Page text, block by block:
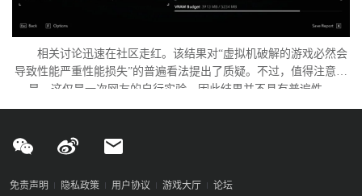
相关讨论迅速在社区走红。该结果对“虚拟机破解的游戏必然会
导致性能严重性能损失”的普遍看法提出了质疑。不过，值得注意的
是，这仅是一次网友的自行实验，因此结果并不具有普遍性。
免责声明 隐私政策 用户协议 游戏大厅 论坛